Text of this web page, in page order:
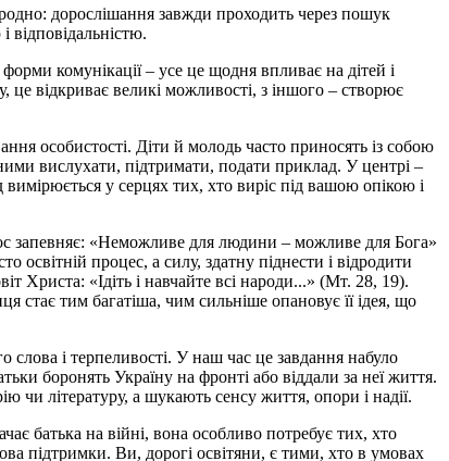
дорослішання завжди проходить через пошук
комунікації – усе це щодня впливає на дітей і
відкриває великі можливості, з іншого – створює
особистості. Діти й молодь часто приносять із собою
вислухати, підтримати, подати приклад. У центрі –
у серцях тих, хто виріс під вашою опікою і
запевняє: «Неможливе для людини – можливе для Бога»
освітній процес, а силу, здатну піднести і відродити
Христа: «Ідіть і навчайте всі народи...» (Мт. 28, 19).
стає тим багатіша, чим сильніше опановує її ідея, що
слова і терпеливості. У наш час це завдання набуло
боронять Україну на фронті або віддали за неї життя.
чи літературу, а шукають сенсу життя, опори і надії.
батька на війні, вона особливо потребує тих, хто
підтримки. Ви, дорогі освітяни, є тими, хто в умовах